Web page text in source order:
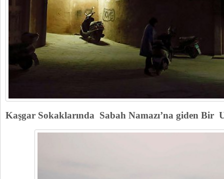
Kaşgar Sokaklarında Sabah Namazı’na giden Bir